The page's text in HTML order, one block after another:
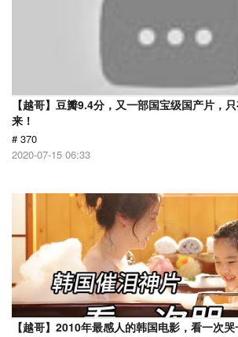
【越哥】豆瓣9.4分，又一部国宝级国产片，
来！
# 370
2020-07-15 06:33
【越哥】2010年最感人的韩国电影，看一次